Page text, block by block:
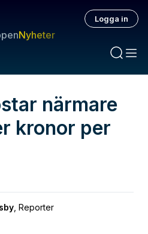
Nyheter
Logga in
närmare
kronor per
Reporter